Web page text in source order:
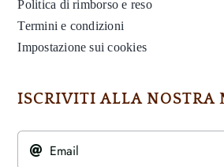
Politica di rimborso e reso
Termini e condizioni
Impostazione sui cookies
ISCRIVITI ALLA NOSTRA